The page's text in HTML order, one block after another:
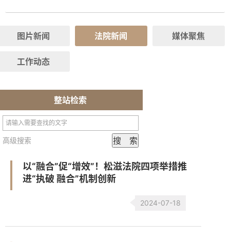
图片新闻 法院新闻 媒体聚焦
工作动态
整站检索
高级搜索
以“融合”促“增效”！松滋法院四项举措推
进“执破 融合”机制创新
2024-07-18